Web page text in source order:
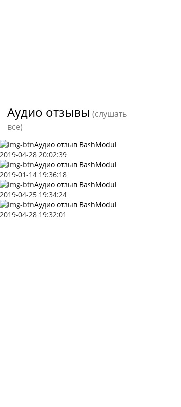
Аудио отзывы (слушать
все)
Аудио отзыв BashModul
2019-04-28 20:02:39
Аудио отзыв BashModul
2019-01-14 19:36:18
Аудио отзыв BashModul
2019-04-25 19:34:24
Аудио отзыв BashModul
2019-04-28 19:32:01